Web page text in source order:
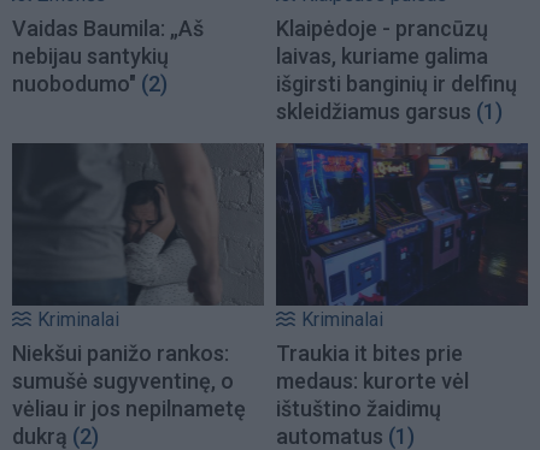
Vaidas Baumila: „Aš
nebijau santykių
nuobodumo" (2)
Klaipėdoje - prancūzų
laivas, kuriame galima
išgirsti banginių ir delfinų
skleidžiamus garsus (1)
Kriminalai
Niekšui panižo rankos:
sumušė sugyventinę, o
vėliau ir jos nepilnametę
dukrą (2)
Kriminalai
Traukia it bites prie
medaus: kurorte vėl
ištuštino žaidimų
automatus (1)